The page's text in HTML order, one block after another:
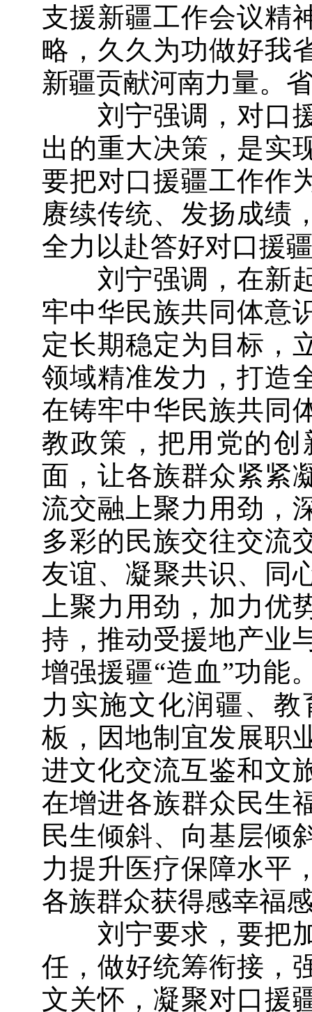
支援新疆工作会议精
略，久久为功做好我
新疆贡献河南力量。
刘宁强调，对口援
出的重大决策，是实
要把对口援疆工作作
赓续传统、发扬成绩
全力以赴答好对口援
刘宁强调，在新起
牢中华民族共同体意
定长期稳定为目标，
领域精准发力，打造
在铸牢中华民族共同
教政策，把用党的
面，让各族群众紧紧
流交融上聚力用劲，
多彩的民族交往交流
友谊、凝聚共识、同
上聚力用劲，加力
持，推动受援地产业
增强援疆“造血”功能
力实施文化润疆、
板，因地制宜发展职
进文化交流互鉴和文
在增进各族群众民生
民生倾斜、向基层倾
力提升医疗保障水平
各族群众获得感幸福
刘宁要求，要把加
任，做好统筹衔接，
文关怀，凝聚对口援